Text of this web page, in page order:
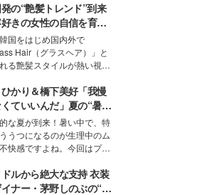
好き”という共通点を持つモ
宮城舞と島村雄大の特別対
届け！それぞれの視点か
今作ならではの魅力や予想外
をもたらす奥深いストーリ
いて熱く語り合ってもらっ
の“艶髪トレンド”到来
きの女性の自信を育む
ケア事情」って？
国をはじめ国内外で
Hair（グラスヘア）」と
る艶髪スタイルが熱い視線
の完成度を高めるベースと
“髪そのものの美しさ”に改
目する人が増えている様
回は、そんな憧れの艶やか
日常で叶える、美容好きの
ちのヘアケア事情を紹介し
かり＆橋下美好「我慢
くていいんだ」夏の“暑さ
の新しい選択肢とは？
な夏が到来！暑い中で、特
うつになるのが生理中のム
快感ですよね。今回はプラ
・愛甲ひかりさんと橋下美
を迎えて本音で女子会トー
ルから絶大な支持 衣装
ナー・茅野しのぶの“可